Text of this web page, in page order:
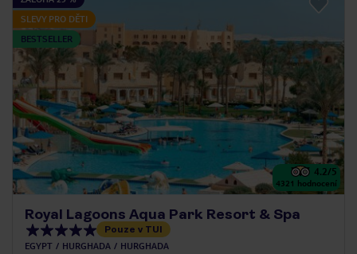
SLEVY PRO DĚTI
BESTSELLER
4.2/5
4321 hodnocení
Royal Lagoons Aqua Park Resort & Spa
Pouze v TUI
EGYPT HURGHADA HURGHADA